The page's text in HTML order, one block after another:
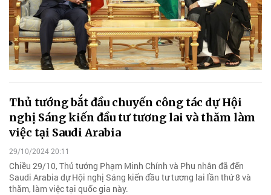
Thủ tướng bắt đầu chuyến công tác dự Hội
nghị Sáng kiến đầu tư tương lai và thăm làm
việc tại Saudi Arabia
29/10/2024 20:11
Chiều 29/10, Thủ tướng Phạm Minh Chính và Phu nhân đã đến
Saudi Arabia dự Hội nghị Sáng kiến đầu tư tương lai lần thứ 8 và
thăm, làm việc tại quốc gia này.